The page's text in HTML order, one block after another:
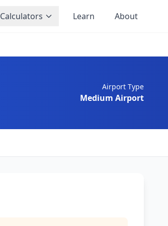
Calculators Learn About
Airport Type
Medium Airport